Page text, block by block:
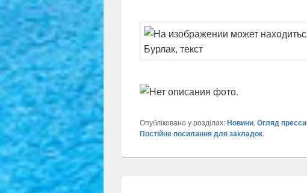
Опубліковано у розділах:Новини, Огляд пресси
Постійне посилання для закладок.